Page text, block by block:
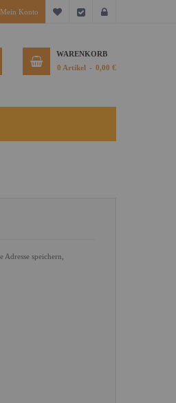
Mein Konto Mein Wunschzettel
Kasse
WARENKORB
0 Artikel 0,00 €
speichern,